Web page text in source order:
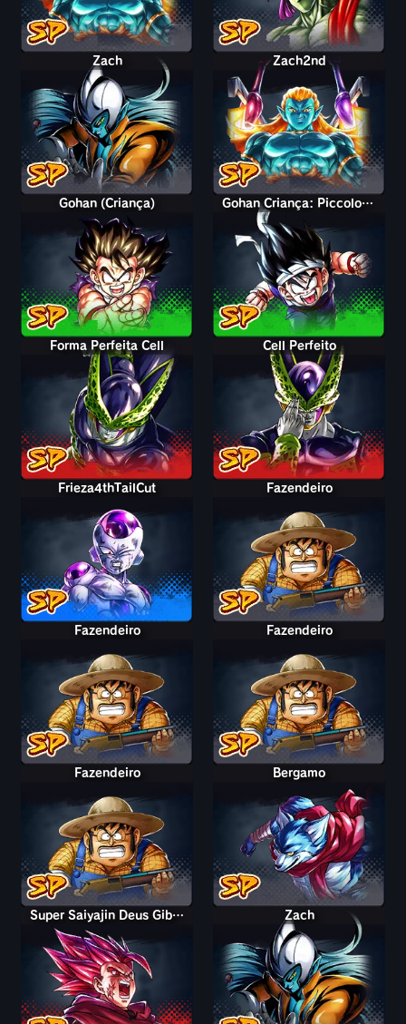
Zach Zach2nd
Gohan (Criança) Gohan Criança: Piccolo (Assist.)
Forma Perfeita Cell Cell Perfeito
Frieza4thTailCut Fazendeiro
Fazendeiro Fazendeiro
Fazendeiro Bergamo
Super Saiyajin Deus Giblet (Ki escuro liberado) Zach